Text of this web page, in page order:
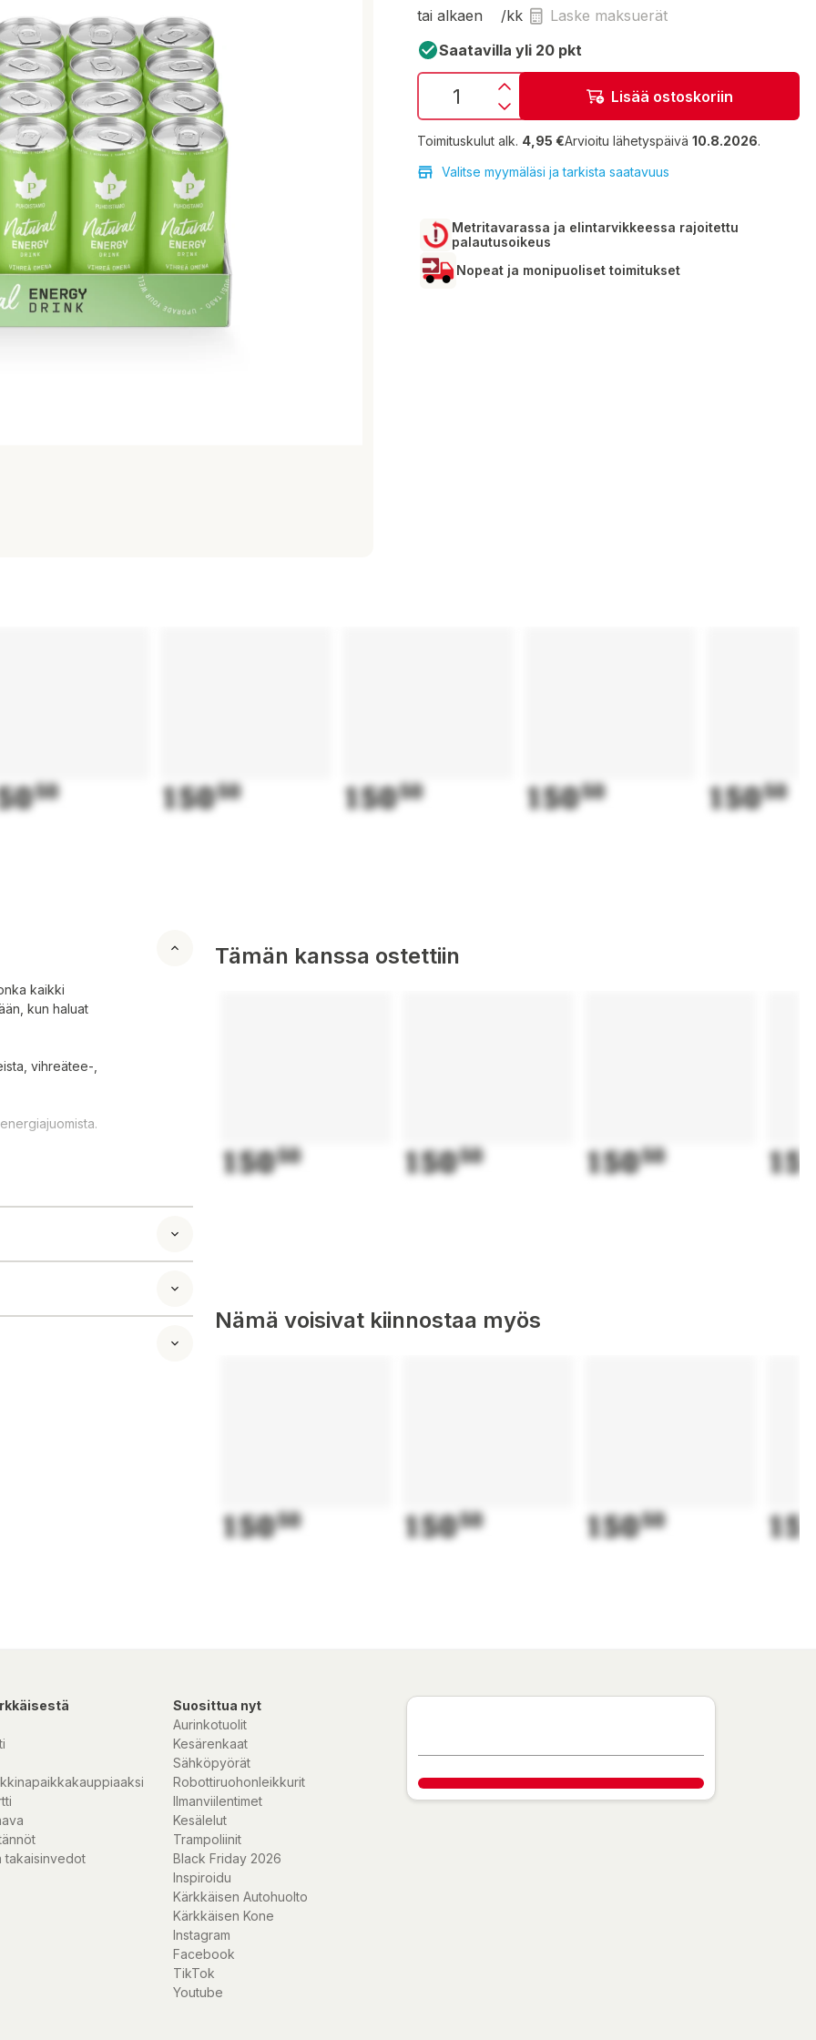
tai alkaen /kk
Laske maksuerät
Saatavilla yli 20 pkt
Lisää ostoskoriin
Toimituskulut alk. 4,95 €Arvioitu lähetyspäivä 10.8.2026.
Valitse myymäläsi ja tarkista saatavuus
Metritavarassa ja elintarvikkeessa rajoitettu
palautusoikeus
Nopeat ja monipuoliset toimitukset
50 15050 15050 15050 15050
kaikki
kun haluat
vihreätee-,
(omenahappo),
yerba
inte för barn,
Tämän kanssa ostettiin
15050 15050 15050
Nämä voisivat kiinnostaa myös
15050 15050 15050
takaisinvedot
Suosittua nyt
Aurinkotuolit
Kesärenkaat
Sähköpyörät
Robottiruohonleikkurit
Ilmanviilentimet
Kesälelut
Trampoliinit
Black Friday 2026
Inspiroidu
Kärkkäisen Autohuolto
Kärkkäisen Kone
Instagram
Facebook
TikTok
Youtube